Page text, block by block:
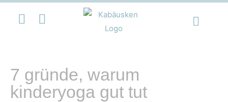
7 gründe, warum
kinderyoga gut tut